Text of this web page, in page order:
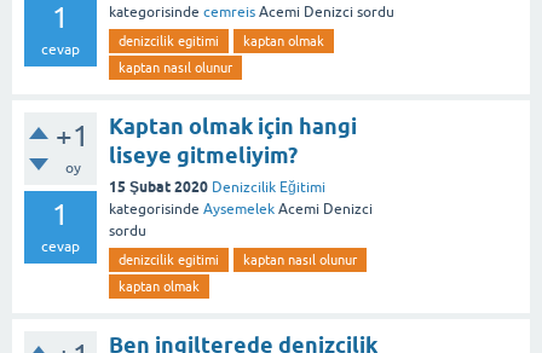
1
cevap
kategorisinde cemreis Acemi Denizci sordu
denizcilik egitimi
kaptan olmak
kaptan nasıl olunur
+1
oy
1
cevap
Kaptan olmak için hangi
liseye gitmeliyim?
15 Şubat 2020 Denizcilik Eğitimi
kategorisinde Aysemelek Acemi Denizci
sordu
denizcilik egitimi
kaptan nasıl olunur
kaptan olmak
Ben ingilterede denizcilik